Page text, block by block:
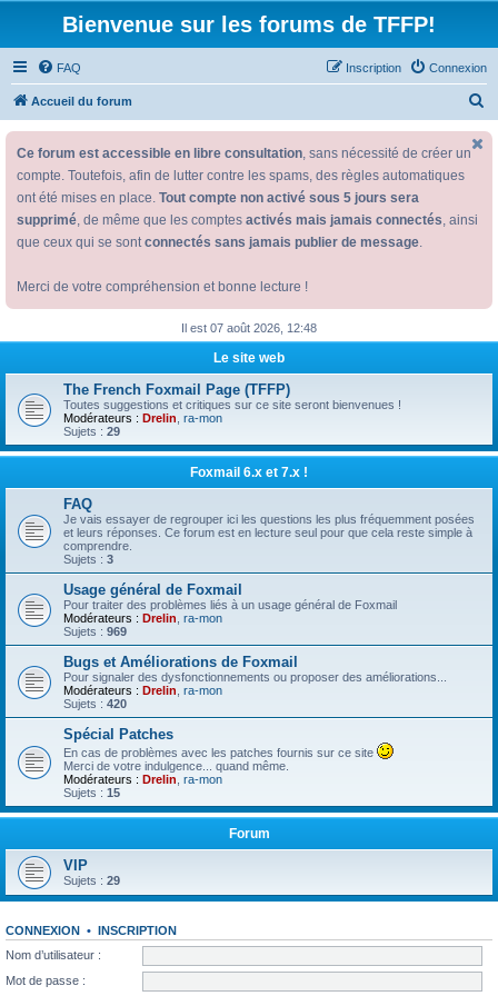
Bienvenue sur les forums de TFFP!
FAQ Connexion
Inscription
Accueil du forum
e
r
Ce forum est accessible en libre consultation, sans nécessité de créer un
compte. Toutefois, afin de lutter contre les spams, des règles automatiques
ont été mises en place. Tout compte non activé sous 5 jours sera
supprimé, de même que les comptes activés mais jamais connectés, ainsi
que ceux qui se sontconnectés sans jamais publier de message.
Merci de votre compréhension et bonne lecture !
Il est 07 août 2026, 12:48
Le site web
The French Foxmail Page (TFFP)
Toutes suggestions et critiques sur ce site seront bienvenues !
Modérateurs : Drelin ra-mon
Sujets : 29
Foxmail 6.x et 7.x !
FAQ
Je vais essayer de regrouper ici les questions les plus fréquemment posées
et leurs réponses. Ce forum est en lecture seul pour que cela reste simple à
comprendre.
Sujets : 3
Usage général de Foxmail
Pour traiter des problèmes liés à un usage général de Foxmail
Modérateurs : Drelin ra-mon
Sujets : 969
Bugs et Améliorations de Foxmail
Pour signaler des dysfonctionnements ou proposer des améliorations...
Modérateurs : Drelin ra-mon
Sujets : 420
Spécial Patches
En cas de problèmes avec les patches fournis sur ce site
Merci de votre indulgence... quand même.
Modérateurs : Drelin ra-mon
Sujets : 15
Forum
VIP
Sujets : 29
CONNEXION • INSCRIPTION
Nom d’utilisateur :
Mot de passe :